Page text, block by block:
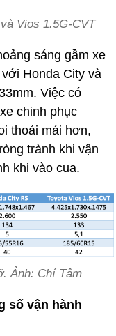
Vios 1.5G-CVT
sáng gầm xe
Honda City và
Việc có
chinh phục
thoải mái hơn,
trành khi vận
khi vào cua.
Ảnh: Chí Tâm
số vận hành